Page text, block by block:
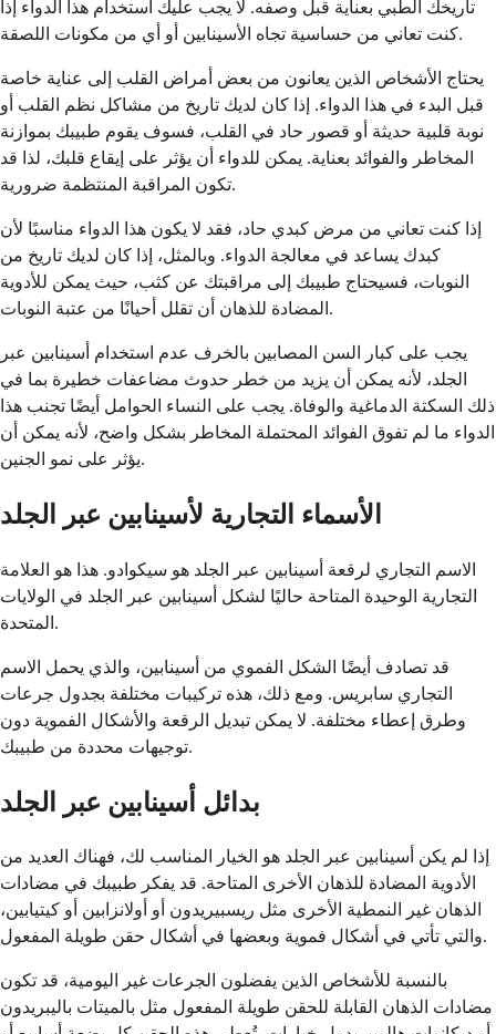
تاريخك الطبي بعناية قبل وصفه. لا يجب عليك استخدام هذا الدواء إذا
كنت تعاني من حساسية تجاه الأسينابين أو أي من مكونات اللصقة.
يحتاج الأشخاص الذين يعانون من بعض أمراض القلب إلى عناية خاصة
قبل البدء في هذا الدواء. إذا كان لديك تاريخ من مشاكل نظم القلب أو
نوبة قلبية حديثة أو قصور حاد في القلب، فسوف يقوم طبيبك بموازنة
المخاطر والفوائد بعناية. يمكن للدواء أن يؤثر على إيقاع قلبك، لذا قد
تكون المراقبة المنتظمة ضرورية.
إذا كنت تعاني من مرض كبدي حاد، فقد لا يكون هذا الدواء مناسبًا لأن
كبدك يساعد في معالجة الدواء. وبالمثل، إذا كان لديك تاريخ من
النوبات، فسيحتاج طبيبك إلى مراقبتك عن كثب، حيث يمكن للأدوية
المضادة للذهان أن تقلل أحيانًا من عتبة النوبات.
يجب على كبار السن المصابين بالخرف عدم استخدام أسينابين عبر
الجلد، لأنه يمكن أن يزيد من خطر حدوث مضاعفات خطيرة بما في
ذلك السكتة الدماغية والوفاة. يجب على النساء الحوامل أيضًا تجنب هذا
الدواء ما لم تفوق الفوائد المحتملة المخاطر بشكل واضح، لأنه يمكن أن
يؤثر على نمو الجنين.
الأسماء التجارية لأسينابين عبر الجلد
الاسم التجاري لرقعة أسينابين عبر الجلد هو سيكوادو. هذا هو العلامة
التجارية الوحيدة المتاحة حاليًا لشكل أسينابين عبر الجلد في الولايات
المتحدة.
قد تصادف أيضًا الشكل الفموي من أسينابين، والذي يحمل الاسم
التجاري سابريس. ومع ذلك، هذه تركيبات مختلفة بجدول جرعات
وطرق إعطاء مختلفة. لا يمكن تبديل الرقعة والأشكال الفموية دون
توجيهات محددة من طبيبك.
بدائل أسينابين عبر الجلد
إذا لم يكن أسينابين عبر الجلد هو الخيار المناسب لك، فهناك العديد من
الأدوية المضادة للذهان الأخرى المتاحة. قد يفكر طبيبك في مضادات
الذهان غير النمطية الأخرى مثل ريسبيريدون أو أولانزابين أو كيتيابين،
والتي تأتي في أشكال فموية وبعضها في أشكال حقن طويلة المفعول.
بالنسبة للأشخاص الذين يفضلون الجرعات غير اليومية، قد تكون
مضادات الذهان القابلة للحقن طويلة المفعول مثل بالميتات باليبريدون